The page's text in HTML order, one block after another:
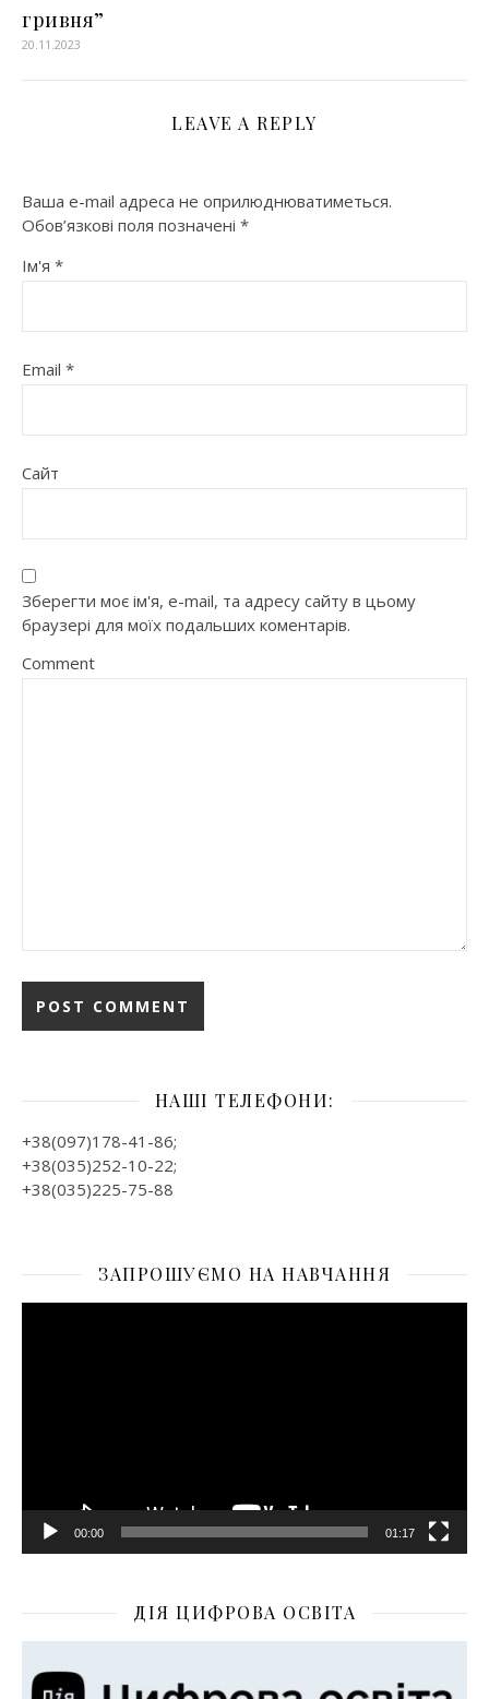
гривня”
20.11.2023
LEAVE A REPLY
Ваша e-mail адреса не оприлюднюватиметься.
Обов’язкові поля позначені *
Ім'я *
Email *
Сайт
Зберегти моє ім'я, e-mail, та адресу сайту в цьому
браузері для моїх подальших коментарів.
Comment
НАШІ ТЕЛЕФОНИ:
+38(097)178-41-86;
+38(035)252-10-22;
+38(035)225-75-88
ЗАПРОШУЄМО НА НАВЧАННЯ
00:00 01:17
ДІЯ ЦИФРОВА ОСВІТА